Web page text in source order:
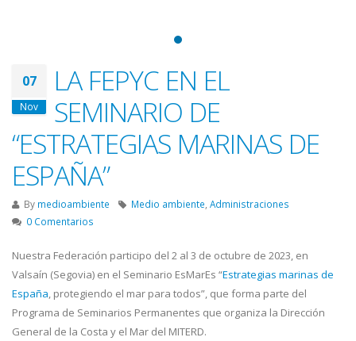
07
Nov
LA FEPYC EN EL
SEMINARIO DE
“ESTRATEGIAS MARINAS DE
ESPAÑA”
By medioambiente Medio ambiente, Administraciones
0 Comentarios
Nuestra Federación participo del 2 al 3 de octubre de 2023, en
Valsaín (Segovia) en el Seminario EsMarEs “Estrategias marinas de
España, protegiendo el mar para todos”, que forma parte del
Programa de Seminarios Permanentes que organiza la Dirección
General de la Costa y el Mar del MITERD.